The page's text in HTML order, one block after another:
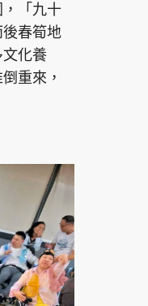
「九十
春筍地
化養
重來，